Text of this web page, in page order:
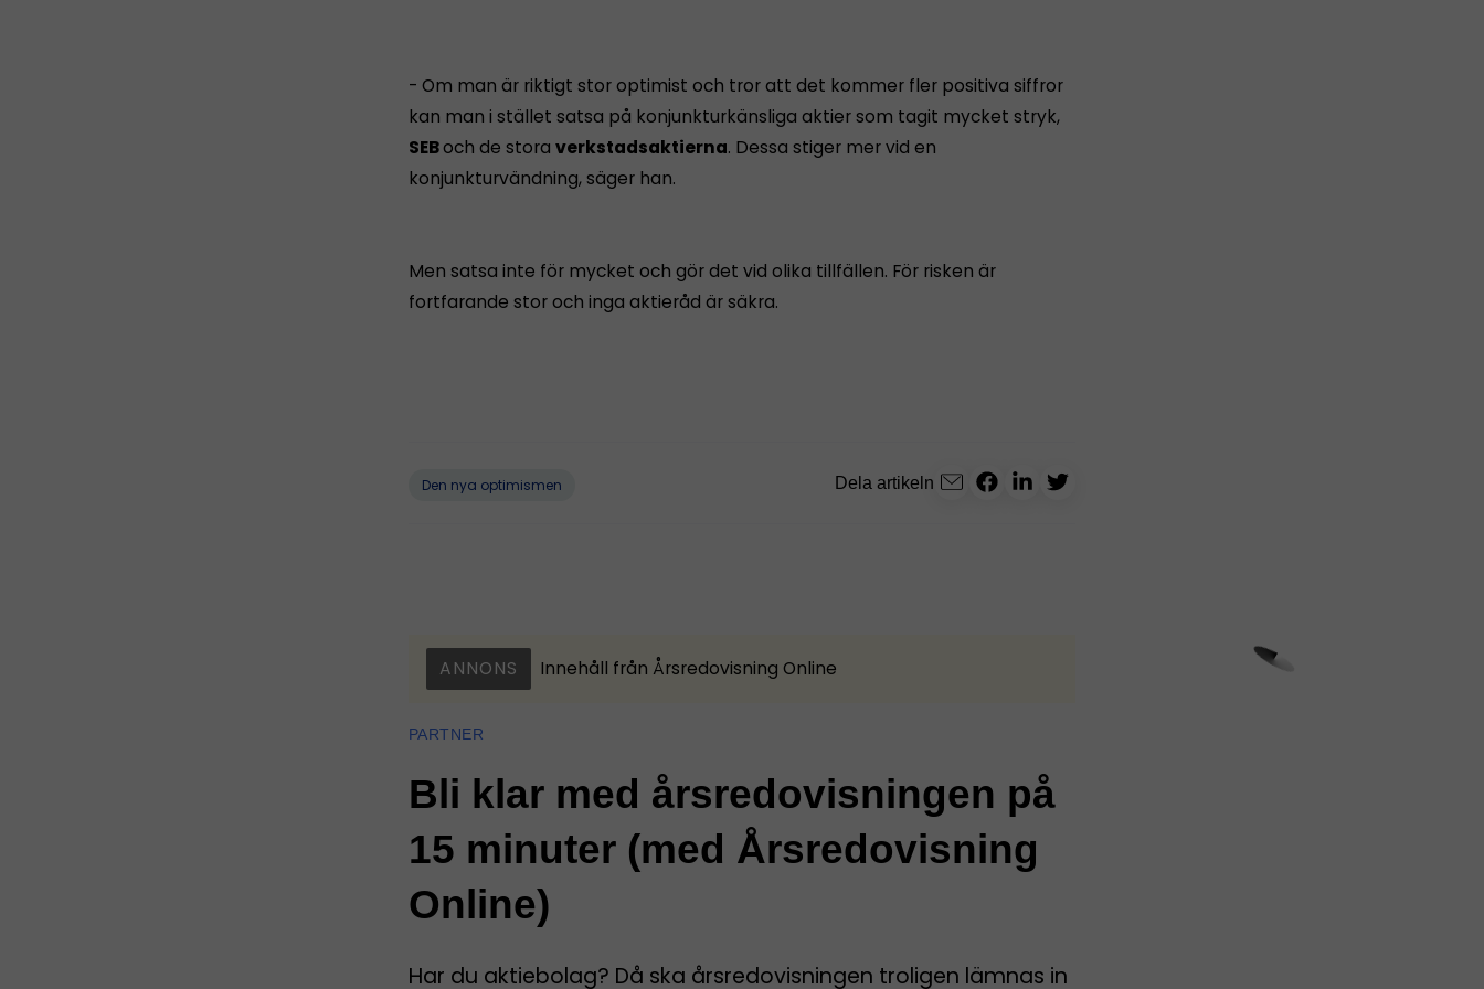
- Om man är riktigt stor optimist och tror att det kommer fler positiva siffror
kan man i stället satsa på konjunkturkänsliga aktier som tagit mycket stryk,
SEBoch de stora verkstadsaktierna. Dessa stiger mer vid en
konjunkturvändning, säger han.
Men satsa inte för mycket och gör det vid olika tillfällen. För risken är
fortfarande stor och inga aktieråd är säkra.
Den nya optimismen Dela artikeln
ANNONS Innehåll från Årsredovisning Online
PARTNER
Bli klar med årsredovisningen på
15 minuter (med Årsredovisning
Online)
Har du aktiebolag? Då ska årsredovisningen troligen lämnas in